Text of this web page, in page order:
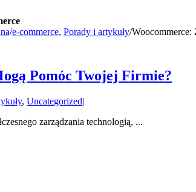
/e-commerce, Porady i artykuły/Woocommerce:
Pomóc Twojej Firmie?
,Uncategorized|
zarządzania technologią, ...